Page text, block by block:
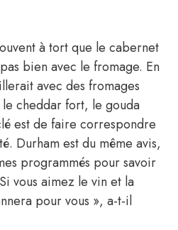
à tort que le cabernet
bien avec le fromage. En
avec des fromages
cheddar fort, le gouda
est de faire correspondre
Durham est du même avis,
programmés pour savoir
vous aimez le vin et la
pour vous », a-t-il